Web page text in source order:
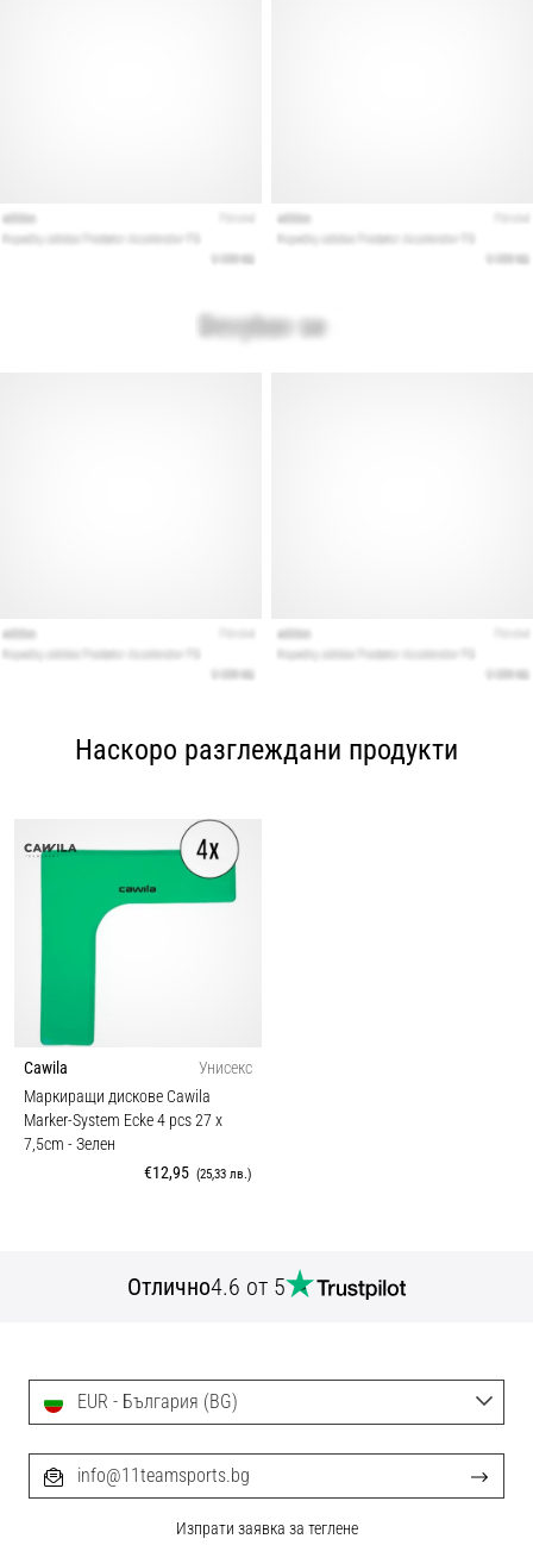
Наскоро разглеждани продукти
Cawila
Унисекс
Маркиращи дискове Cawila
Marker-System Ecke 4 pcs 27 x
7,5cm - Зелен
€12,95 (25,33 лв.)
Отлично4.6 от 5
EUR - България (BG)
info@11teamsports.bg
Изпрати заявка за теглене